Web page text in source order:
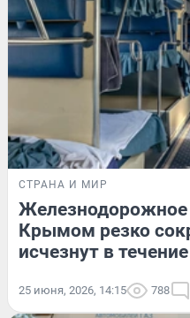
СТРАНА И МИР
Крымом резко
исчезнут в
25 июня, 2026, 14:15 788